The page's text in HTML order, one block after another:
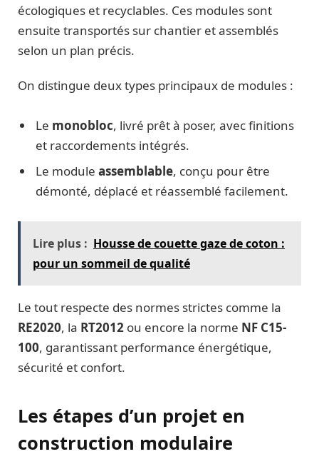
écologiques et recyclables. Ces modules sont
ensuite transportés sur chantier et assemblés
selon un plan précis.
On distingue deux types principaux de modules :
Le monobloc, livré prêt à poser, avec finitions
et raccordements intégrés.
Le module assemblable, conçu pour être
démonté, déplacé et réassemblé facilement.
Lire plus : Housse de couette gaze de coton :
pour un sommeil de qualité
Le tout respecte des normes strictes comme la
RE2020, la RT2012 ou encore la norme NF C15-
100, garantissant performance énergétique,
sécurité et confort.
Les étapes d’un projet en
construction modulaire